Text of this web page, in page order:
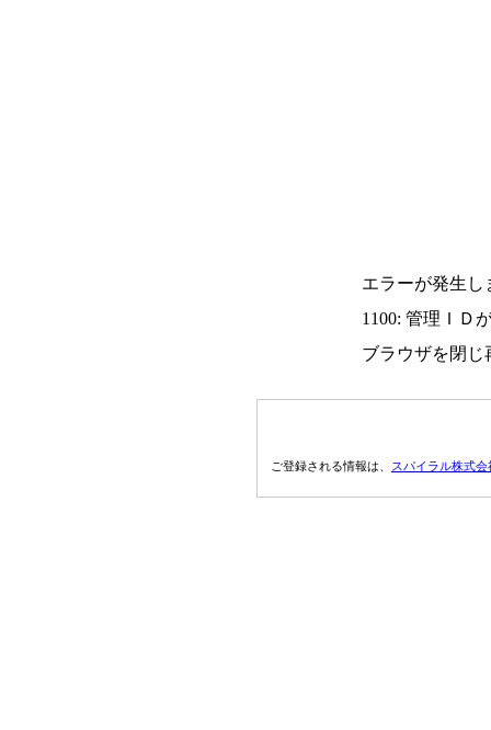
エラーが発生し
1100: 管理ＩＤ
ブラウザを閉じ
ご登録される情報は、 スパイラル株式会